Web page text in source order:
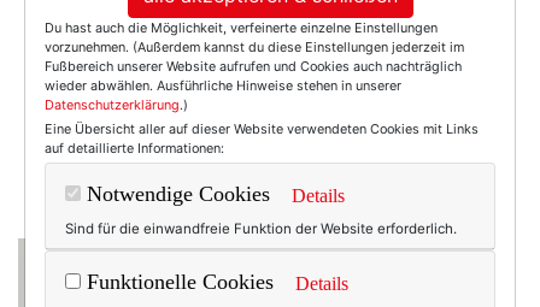
Einträge mit dem
Tag: Sabine Wittig
Du hast auch die Möglichkeit, verfeinerte einzelne Einstellungen
vorzunehmen. (Außerdem kannst du diese Einstellungen jederzeit im
Fußbereich unserer Website aufrufen und Cookies auch nachträglich
wieder abwählen. Ausführliche Hinweise stehen in unserer
Datenschutzerklärung.)
Eine Übersicht aller auf dieser Website verwendeten Cookies mit Links
auf detaillierte Informationen:
Notwendige Cookies Details
Sind für die einwandfreie Funktion der Website erforderlich.
Funktionelle Cookies Details